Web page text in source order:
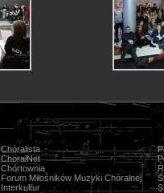
Chóralista
ChoralNet
Chórtownia
Forum Miłośników Muzyki Chóralnej
Interkultur